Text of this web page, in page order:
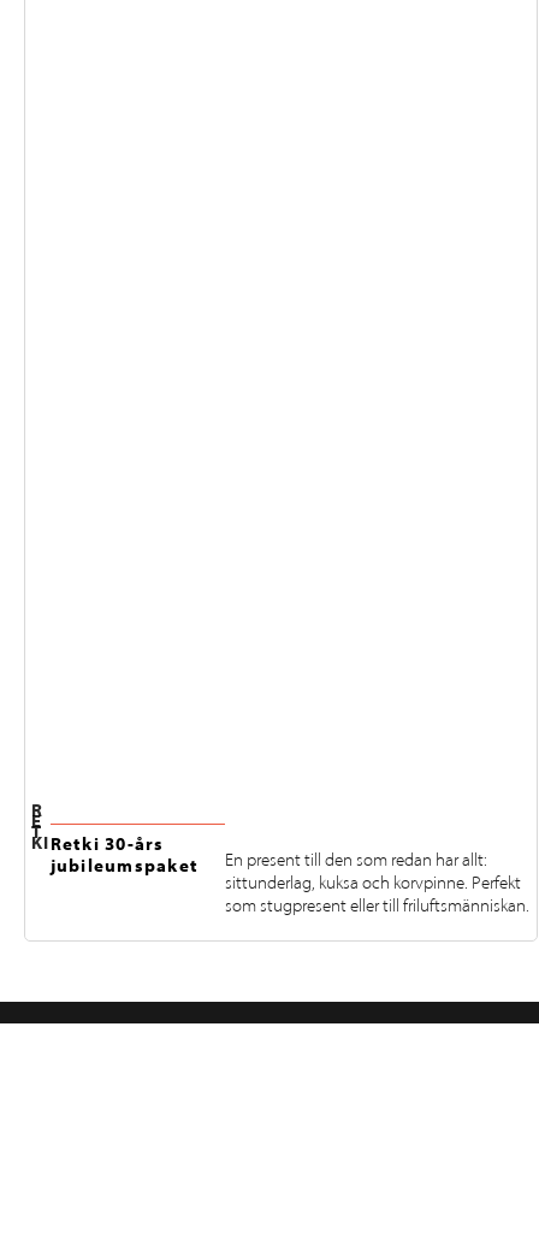
R
E
T
KIRetki 30-års
jubileumspaket
En present till den som redan har allt:
sittunderlag, kuksa och korvpinne. Perfekt
som stugpresent eller till friluftsmänniskan.